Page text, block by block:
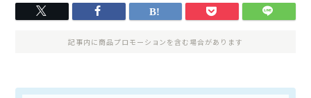
記事内に商品プロモーションを含む場合があります